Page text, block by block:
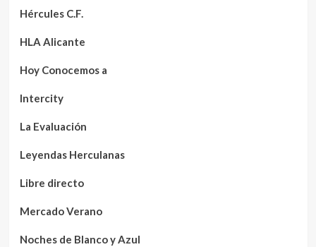
Hércules C.F.
HLA Alicante
Hoy Conocemos a
Intercity
La Evaluación
Leyendas Herculanas
Libre directo
Mercado Verano
Noches de Blanco y Azul